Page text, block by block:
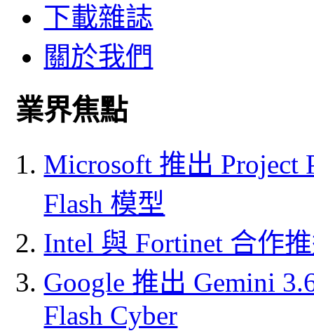
下載雜誌
關於我們
業界焦點
Microsoft 推出 Project
Flash 模型
Intel 與 Fortinet 合作
Google 推出 Gemini
Flash Cyber